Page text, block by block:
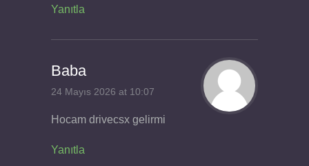
Yanıtla
Baba
24 Mayıs 2026 at 10:07
Hocam drivecsx gelirmi
Yanıtla